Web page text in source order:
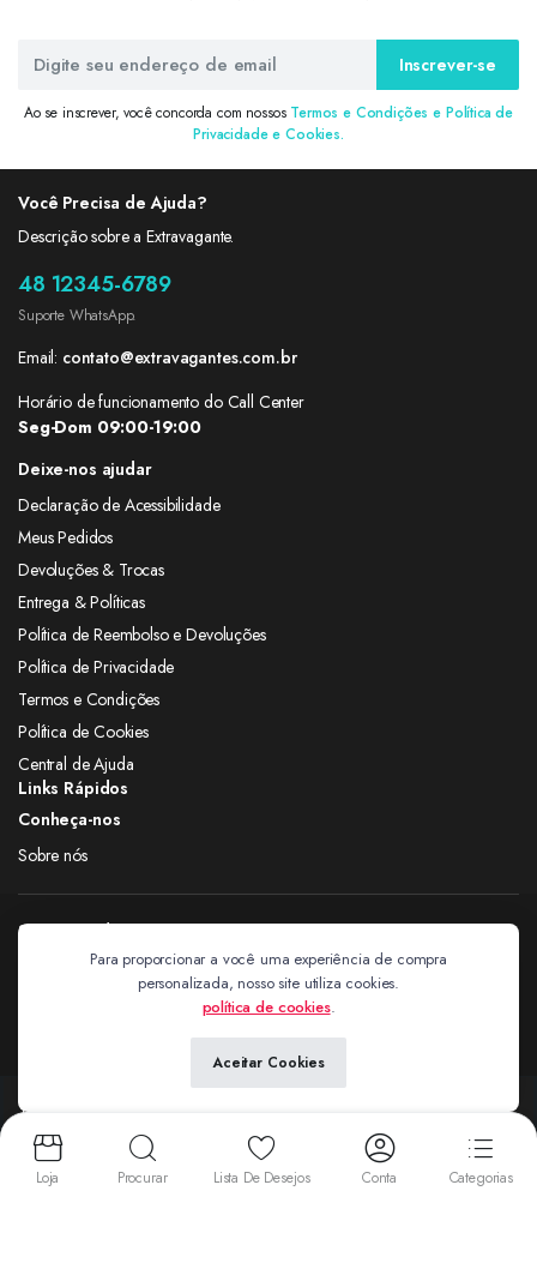
Inscrever-se
Ao se inscrever, você concorda com nossos Termos e Condições e Política de
Privacidade e Cookies.
Você Precisa de Ajuda?
Descrição sobre a Extravagante.
48 12345-6789
Suporte WhatsApp.
Email: contato@extravagantes.com.br
Horário de funcionamento do Call Center
Seg-Dom 09:00-19:00
Deixe-nos ajudar
Declaração de Acessibilidade
Meus Pedidos
Devoluções & Trocas
Entrega & Políticas
Política de Reembolso e Devoluções
Política de Privacidade
Termos e Condições
Política de Cookies
Central de Ajuda
Links Rápidos
Conheça-nos
Sobre nós
Siga nas redes
Copyright 2024 © Extravagantes. Todos os direitos reservados. by
Aceitamos:
Para proporcionar a você uma experiência de compra
personalizada, nosso site utiliza cookies.
política de cookies.
Aceitar Cookies
Loja Procurar Lista De Desejos Conta Categorias